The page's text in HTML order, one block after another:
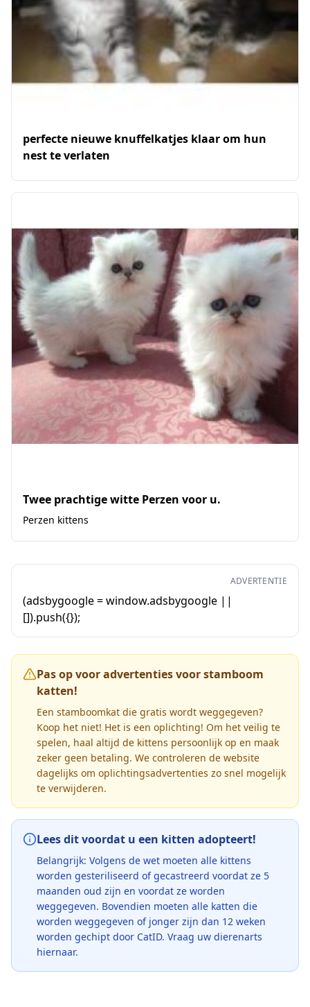
perfecte nieuwe knuffelkatjes klaar om hun
nest te verlaten
Twee prachtige witte Perzen voor u.
Perzen kittens
ADVERTENTIE
(adsbygoogle = window.adsbygoogle ||
[]).push({});
Pas op voor advertenties voor stamboom
katten!
Een stamboomkat die gratis wordt weggegeven?
Koop het niet! Het is een oplichting! Om het veilig te
spelen, haal altijd de kittens persoonlijk op en maak
zeker geen betaling. We controleren de website
dagelijks om oplichtingsadvertenties zo snel mogelijk
te verwijderen.
Lees dit voordat u een kitten adopteert!
Belangrijk: Volgens de wet moeten alle kittens
worden gesteriliseerd of gecastreerd voordat ze 5
maanden oud zijn en voordat ze worden
weggegeven. Bovendien moeten alle katten die
worden weggegeven of jonger zijn dan 12 weken
worden gechipt door CatID. Vraag uw dierenarts
hiernaar.